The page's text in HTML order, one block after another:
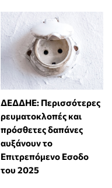
ΔΕΔΔΗΕ: Περισσότερες
ρευματοκλοπές και
πρόσθετες δαπάνες
αυξάνουν το
Επιτρεπόμενο Εσοδο
του 2025